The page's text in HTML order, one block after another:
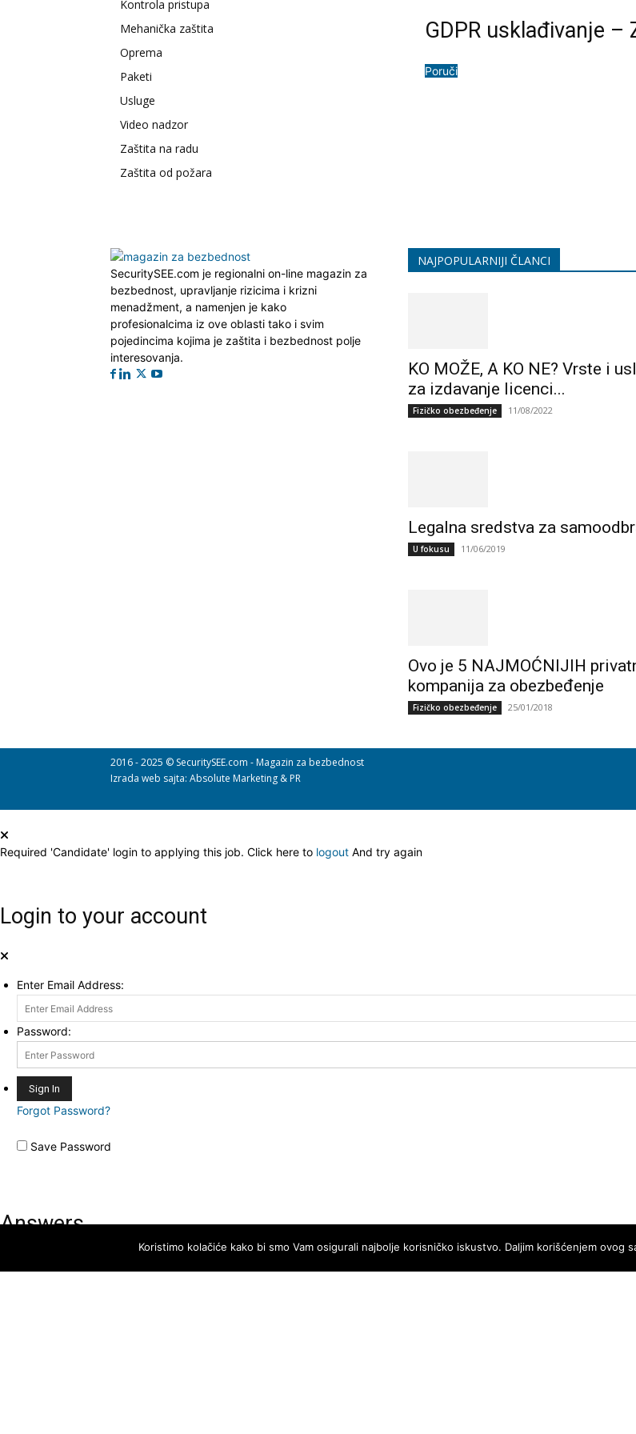
Kontrola pristupa
Mehanička zaštita
Oprema
Paketi
Usluge
Video nadzor
Zaštita na radu
Zaštita od požara
GDPR usklađivanje
Poruči
SecuritySEE.com je regionalni on-line magazin za
bezbednost, upravljanje rizicima i krizni
menadžment, a namenjen je kako
profesionalcima iz ove oblasti tako i svim
pojedincima kojima je zaštita i bezbednost polje
interesovanja.
NAJPOPULARNIJI ČLANCI
KO MOŽE, A KO NE? Vrste i
za izdavanje licenci...
Fizičko obezbeđenje 11/08/2022
Legalna sredstva za
U fokusu 11/06/2019
Ovo je 5 NAJMOĆNIJIH
kompanija za obezbeđenje
Fizičko obezbeđenje 25/01/2018
2016 - 2025 © SecuritySEE.com - Magazin za bezbednost
Izrada web sajta: Absolute Marketing & PR
Required 'Candidate' login to applying this job. Click here to logout And try again
Login to your account
Enter Email Address:
Password:
Forgot Password?
Save Password
Answers
Koristimo kolačiće kako bi smo Vam osigurali najbolje korisničko iskustvo. Daljim korišćenjem ovog